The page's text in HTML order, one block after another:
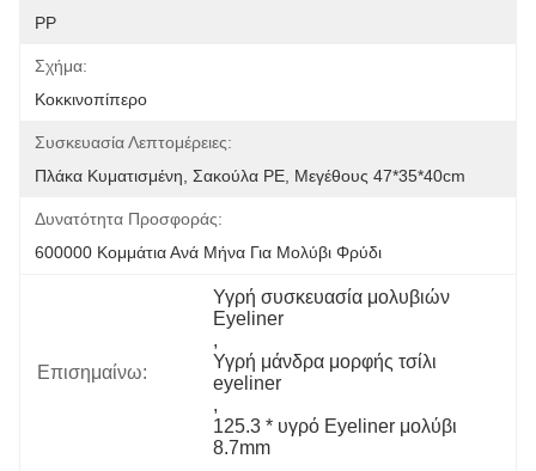
PP
Σχήμα:
Κοκκινοπίπερο
Συσκευασία Λεπτομέρειες:
Πλάκα Κυματισμένη, Σακούλα PE, Μεγέθους 47*35*40cm
Δυνατότητα Προσφοράς:
600000 Κομμάτια Ανά Μήνα Για Μολύβι Φρύδι
Επισημαίνω:
Υγρή συσκευασία μολυβιών
Eyeliner
,
Υγρή μάνδρα μορφής τσίλι
eyeliner
,
125.3 * υγρό Eyeliner μολύβι
8.7mm